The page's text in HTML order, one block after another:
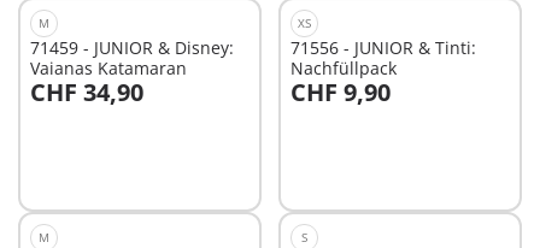
M
71459 - JUNIOR & Disney:
Vaianas Katamaran
CHF 34,90
In den Warenkorb
XS
71556 - JUNIOR & Tinti:
Nachfüllpack
CHF 9,90
In den Warenkorb
M S